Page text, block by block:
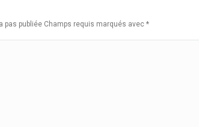
pas publiée Champs requis marqués avec *